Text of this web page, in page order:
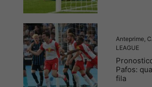
Anteprime,
LEAGUE
Pafos:
fila